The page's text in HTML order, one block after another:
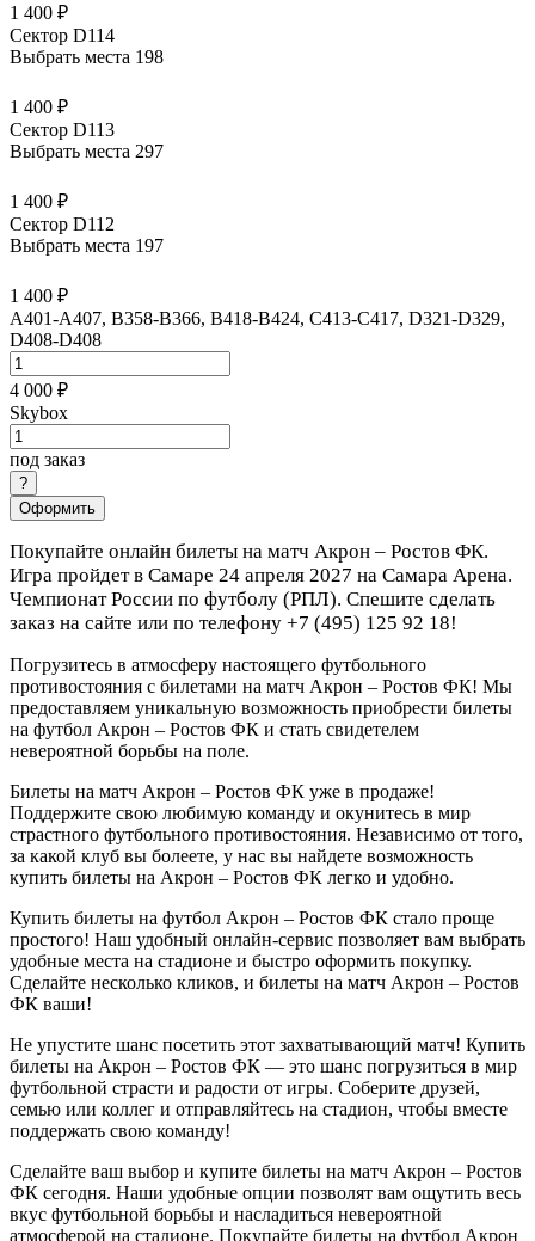
1 400 ₽
Сектор D114
Выбрать места 198
1 400 ₽
Сектор D113
Выбрать места 297
1 400 ₽
Сектор D112
Выбрать места 197
1 400 ₽
A401-A407, B358-B366, B418-B424, C413-C417, D321-D329,
D408-D408
4 000 ₽
Skybox
под заказ
Оформить
Покупайте онлайн билеты на матч Акрон – Ростов ФК.
Игра пройдет в Самаре 24 апреля 2027 на Самара Арена.
Чемпионат России по футболу (РПЛ). Спешите сделать
заказ на сайте или по телефону +7 (495) 125 92 18!
Погрузитесь в атмосферу настоящего футбольного
противостояния с билетами на матч Акрон – Ростов ФК! Мы
предоставляем уникальную возможность приобрести билеты
на футбол Акрон – Ростов ФК и стать свидетелем
невероятной борьбы на поле.
Билеты на матч Акрон – Ростов ФК уже в продаже!
Поддержите свою любимую команду и окунитесь в мир
страстного футбольного противостояния. Независимо от того,
за какой клуб вы болеете, у нас вы найдете возможность
купить билеты на Акрон – Ростов ФК легко и удобно.
Купить билеты на футбол Акрон – Ростов ФК стало проще
простого! Наш удобный онлайн-сервис позволяет вам выбрать
удобные места на стадионе и быстро оформить покупку.
Сделайте несколько кликов, и билеты на матч Акрон – Ростов
ФК ваши!
Не упустите шанс посетить этот захватывающий матч! Купить
билеты на Акрон – Ростов ФК — это шанс погрузиться в мир
футбольной страсти и радости от игры. Соберите друзей,
семью или коллег и отправляйтесь на стадион, чтобы вместе
поддержать свою команду!
Сделайте ваш выбор и купите билеты на матч Акрон – Ростов
ФК сегодня. Наши удобные опции позволят вам ощутить весь
вкус футбольной борьбы и насладиться невероятной
атмосферой на стадионе. Покупайте билеты на футбол Акрон